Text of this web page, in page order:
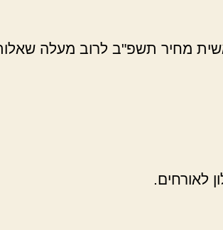
מחיר תשפ"ב לרוב מעלה
לאורחים.